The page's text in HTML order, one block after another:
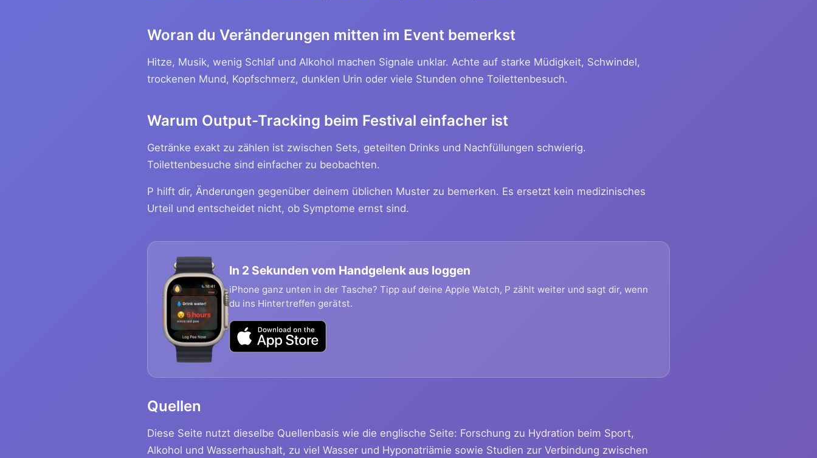
Woran du Veränderungen mitten im Event bemerkst
Hitze, Musik, wenig Schlaf und Alkohol machen Signale unklar. Achte auf starke Müdigkeit, Schwindel,
trockenen Mund, Kopfschmerz, dunklen Urin oder viele Stunden ohne Toilettenbesuch.
Warum Output-Tracking beim Festival einfacher ist
Getränke exakt zu zählen ist zwischen Sets, geteilten Drinks und Nachfüllungen schwierig.
Toilettenbesuche sind einfacher zu beobachten.
P hilft dir, Änderungen gegenüber deinem üblichen Muster zu bemerken. Es ersetzt kein medizinisches
Urteil und entscheidet nicht, ob Symptome ernst sind.
In 2 Sekunden vom Handgelenk aus loggen
iPhone ganz unten in der Tasche? Tipp auf deine Apple Watch, P zählt weiter und sagt dir, wenn
du ins Hintertreffen gerätst.
Quellen
Diese Seite nutzt dieselbe Quellenbasis wie die englische Seite: Forschung zu Hydration beim Sport,
Alkohol und Wasserhaushalt, zu viel Wasser und Hyponatriämie sowie Studien zur Verbindung zwischen